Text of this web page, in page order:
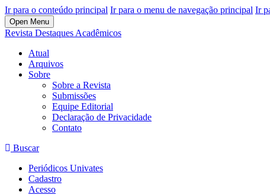
Ir para o conteúdo principal Ir para o menu de navegação principal Ir
Open Menu
Revista Destaques Acadêmicos
Atual
Arquivos
Sobre
Sobre a Revista
Submissões
Equipe Editorial
Declaração de Privacidade
Contato
Buscar
Periódicos Univates
Cadastro
Acesso